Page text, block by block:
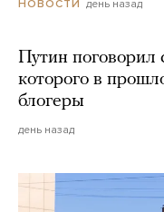
НОВОСТИ день назад
Путин
которого в
блогеры
день назад